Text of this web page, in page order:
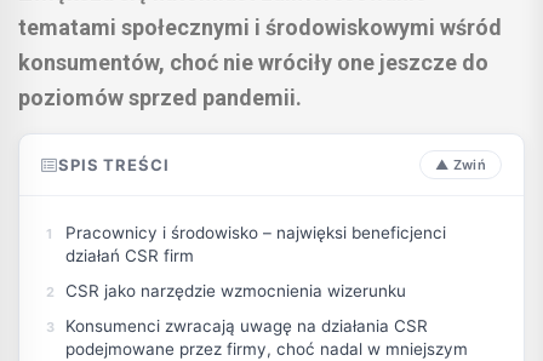
tematami społecznymi i środowiskowymi wśród
konsumentów, choć nie wróciły one jeszcze do
poziomów sprzed pandemii.
SPIS TREŚCI
Pracownicy i środowisko – najwięksi beneficjenci
działań CSR firm
CSR jako narzędzie wzmocnienia wizerunku
Konsumenci zwracają uwagę na działania CSR
podejmowane przez firmy, choć nadal w mniejszym